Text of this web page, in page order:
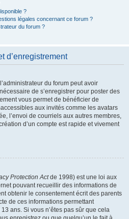
?
légales concernant ce forum ?
du forum ?
d’enregistrement
du forum peut avoir
de s’enregistrer pour poster des
vous permet de bénéficier de
aux invités comme les avatars
l’envoi de courriels aux autres membres,
d’un compte est rapide et vivement
Protection Actde 1998) est une loi aux
pouvant recueillir des informations de
obtenir le consentement écrit des parents
de ces informations permettant
ans. Si vous n’êtes pas sûr que cela